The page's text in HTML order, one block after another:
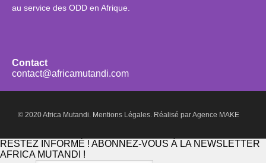
au service des ODD en Afrique.
Contact
contact@africamutandi.com
© 2020 Africa Mutandi. Mentions Légales. Réalisé parAgence MAKE
RESTEZ INFORMÉ ! ABONNEZ-VOUS À LA NEWSLETTER
AFRICA MUTANDI !